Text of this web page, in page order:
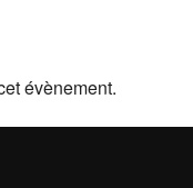
évènement.